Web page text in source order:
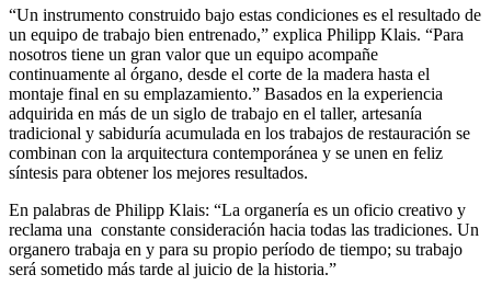
“Un instrumento construido bajo estas condiciones es el resultado de
un equipo de trabajo bien entrenado,” explica Philipp Klais. “Para
nosotros tiene un gran valor que un equipo acompañe
continuamente al órgano, desde el corte de la madera hasta el
montaje final en su emplazamiento.” Basados en la experiencia
adquirida en más de un siglo de trabajo en el taller, artesanía
tradicional y sabiduría acumulada en los trabajos de restauración se
combinan con la arquitectura contemporánea y se unen en feliz
síntesis para obtener los mejores resultados.
En palabras de Philipp Klais: “La organería es un oficio creativo y
reclama una constante consideración hacia todas las tradiciones. Un
organero trabaja en y para su propio período de tiempo; su trabajo
será sometido más tarde al juicio de la historia.”